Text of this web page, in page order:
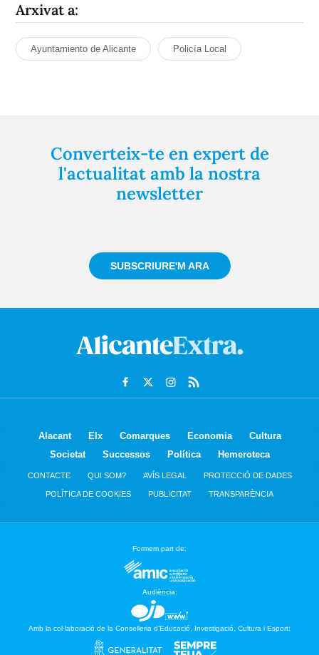
Arxivat a:
Ayuntamiento de Alicante Policía Local
Converteix-te en expert de
l'actualitat amb la nostra
newsletter
SUBSCRIURE'M ARA
Alacant Elx Comarques Economia
Cultura
Societat
Successos Política Hemeroteca
CONTACTE QUI SOM? AVÍS LEGAL PROTECCIÓ DE DADES
POLÍTICA DE COOKIES PUBLICITAT TRANSPARÈNCIA
Formem part de:
Audiència:
Amb la col·laboració de la Conselleria d’Educació, Investigació, Cultura i Esport: